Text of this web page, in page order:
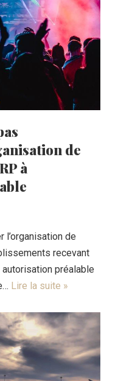
de
à
l’organisation de
recevant
préalable
Lire la suite »